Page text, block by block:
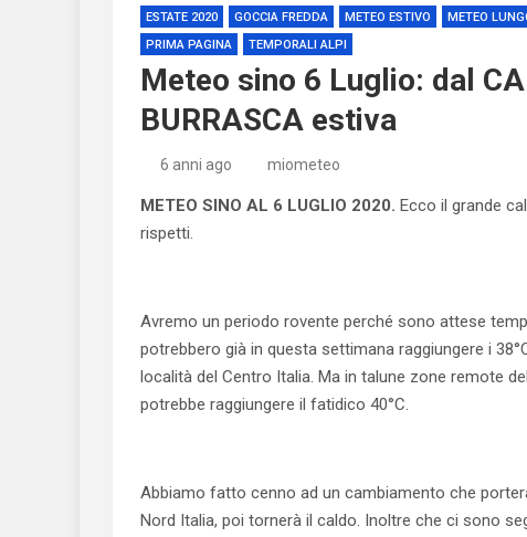
ESTATE 2020 GOCCIA FREDDA METEO ESTIVO METEO
PRIMA PAGINA
TEMPORALI ALPI
Meteo sino 6 Luglio: dal
BURRASCA estiva
6 anni ago miometeo
METEO SINO AL 6 LUGLIO 2020. Ecco il grande
rispetti.
Avremo un periodo rovente perché sono attese
potrebbero già in questa settimana raggiungere i
località del Centro Italia. Ma in talune zone remote
potrebbe raggiungere il fatidico 40°C.
Abbiamo fatto cenno ad un cambiamento che
Nord Italia, poi tornerà il caldo. Inoltre che ci sono